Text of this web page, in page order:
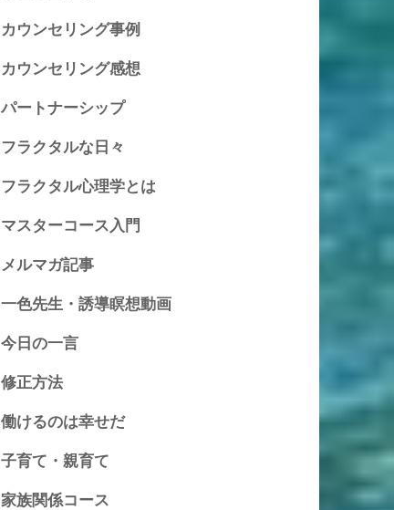
カウンセリング事例
カウンセリング感想
パートナーシップ
フラクタルな日々
フラクタル心理学とは
マスターコース入門
メルマガ記事
一色先生・誘導瞑想動画
今日の一言
修正方法
働けるのは幸せだ
子育て・親育て
家族関係コース